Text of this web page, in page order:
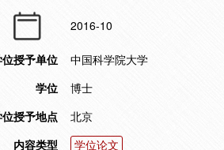
2016-10
授予单位
中国科学院大学
学位
博士
授予地点
北京
内容类型
学位论文